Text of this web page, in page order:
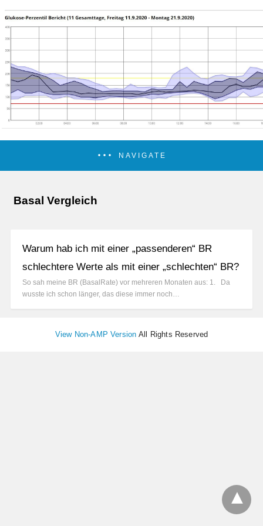
NAVIGATE
Basal Vergleich
Warum hab ich mit einer „passenderen“ BR
schlechtere Werte als mit einer „schlechten“ BR?
So sah meine BR (BasalRate) vor mehreren Monaten aus: 1. Da
wusste ich schon länger, das diese immer noch…
View Non-AMP Version All Rights Reserved